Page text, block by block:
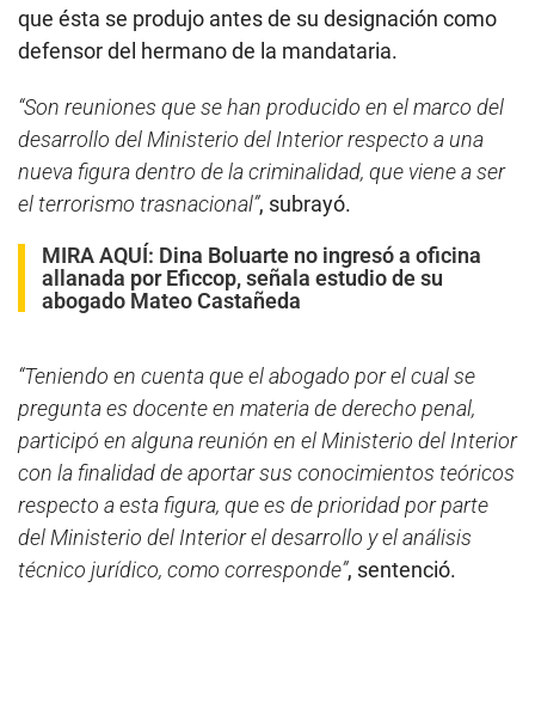
que ésta se produjo antes de su designación como
defensor del hermano de la mandataria.
“Son reuniones que se han producido en el marco del
desarrollo del Ministerio del Interior respecto a una
nueva figura dentro de la criminalidad, que viene a ser
el terrorismo trasnacional”, subrayó.
MIRA AQUÍ: Dina Boluarte no ingresó a oficina
allanada por Eficcop, señala estudio de su
abogado Mateo Castañeda
“Teniendo en cuenta que el abogado por el cual se
pregunta es docente en materia de derecho penal,
participó en alguna reunión en el Ministerio del Interior
con la finalidad de aportar sus conocimientos teóricos
respecto a esta figura, que es de prioridad por parte
del Ministerio del Interior el desarrollo y el análisis
técnico jurídico, como corresponde”, sentenció.